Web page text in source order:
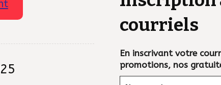
courriels
En inscrivant votre
promotions, nos